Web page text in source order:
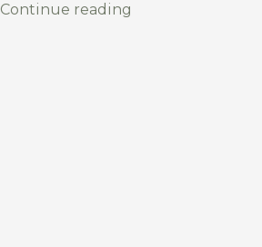
Continue reading